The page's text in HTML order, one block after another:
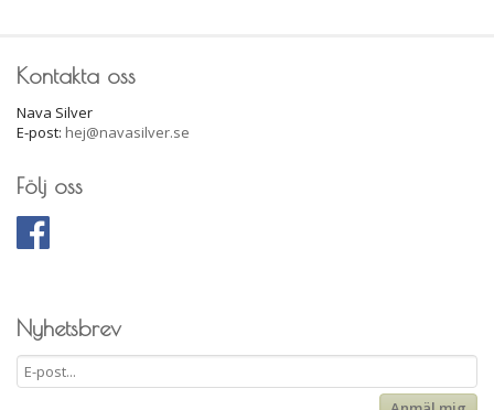
Kontakta oss
Nava Silver
E-post: hej@navasilver.se
Följ oss
Nyhetsbrev